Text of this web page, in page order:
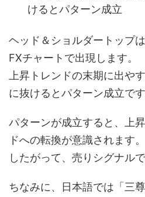
けるとパターン成立
ヘッド＆ショルダートップ
FXチャートで出現します。
上昇トレンドの末期に出や
に抜けるとパターン成立です
パターンが成立すると、上
ドへの転換が意識されます。
したがって、売りシグナルで
ちなみに、日本語では「三